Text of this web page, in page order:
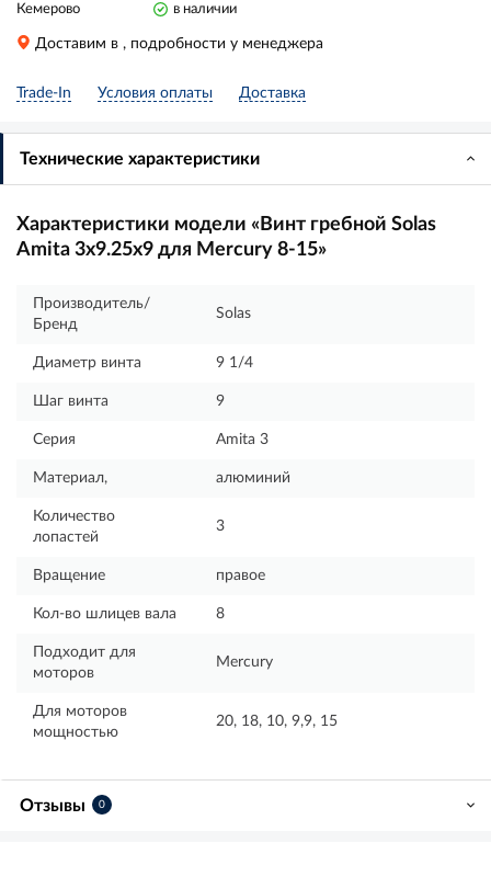
Кемерово
в наличии
Доставим в , подробности у менеджера
Trade-In Условия оплаты Доставка
Технические характеристики
Характеристики модели «Винт гребной Solas
Amita 3x9.25x9 для Mercury 8-15»
Производитель/
Бренд
Solas
Диаметр винта 9 1/4
Шаг винта 9
Серия Amita 3
Материал, алюминий
Количество
лопастей
3
Вращение правое
Кол-во шлицев вала 8
Подходит для
моторов
Mercury
Для моторов
мощностью
20, 18, 10, 9,9, 15
Отзывы 0